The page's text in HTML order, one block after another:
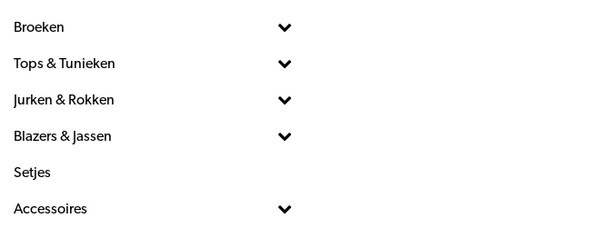
Broeken
Tops & Tunieken
Jurken & Rokken
Blazers & Jassen
Setjes
Accessoires